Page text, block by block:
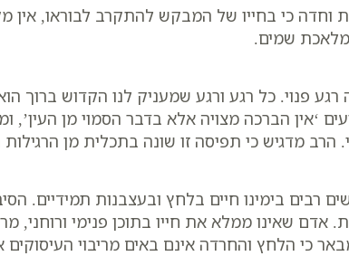
כי בחייו של המבקש להתקרב לבוראו, אין
מלאכת שמים.
פנוי. כל רגע ורגע שמעניק לנו הקדוש
‘אין הברכה מצויה אלא בדבר הסמוי מן העין’,
הרב מדגיש כי תפיסה זו שונה בתכלית מן
בימינו חיים בלחץ ובעצבנות תמידיים.
אדם שאינו ממלא את חייו בתוכן פנימי ורוחני,
כי הלחץ והחרדה אינם באים מריבוי